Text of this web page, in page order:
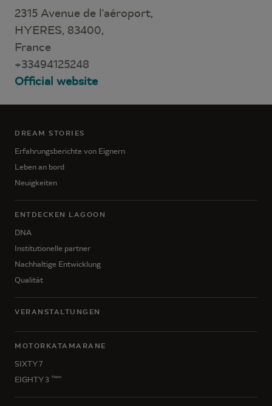
2315 Avenue de l'aéroport,
HYERES, 83400,
France
+33494125248
Official website
DREAM STORIES
Erfahrungsberichte von Eignern
Leben an bord
Neuigkeiten
ENTDECKEN LAGOON
DNA
Institutionelle partner
Nachhaltige Entwicklung
Qualität
VERANSTALTUNGEN
MOTORKATAMARANE
SIXTY 7
EIGHTY 3 New